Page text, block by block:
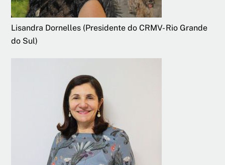
Lisandra Dornelles (Presidente do CRMV- Rio Grande
do Sul)